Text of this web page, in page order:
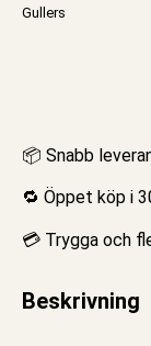
Gullers
📦 Snabb
🔁 Öppet köp i
💳 Trygga och
Beskrivning